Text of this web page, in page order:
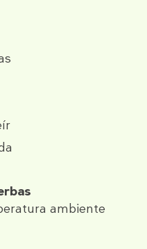
ambiente